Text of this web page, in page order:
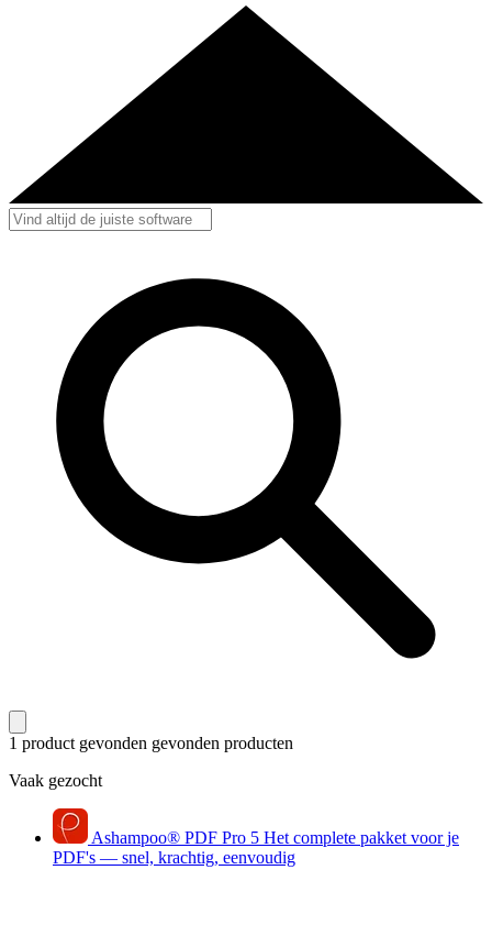
1 product gevonden gevonden producten
Vaak gezocht
Ashampoo® PDF Pro 5 Het complete pakket voor je
PDF's — snel, krachtig, eenvoudig